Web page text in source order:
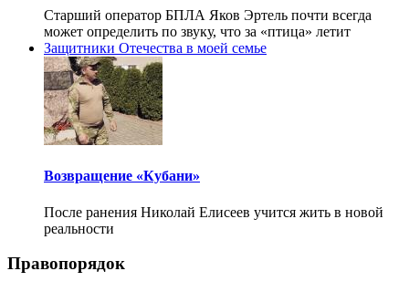
Старший оператор БПЛА Яков Эртель почти всегда
может определить по звуку, что за «птица» летит
Защитники Отечества в моей семье
Возвращение «Кубани»
После ранения Николай Елисеев учится жить в новой
реальности
Правопорядок